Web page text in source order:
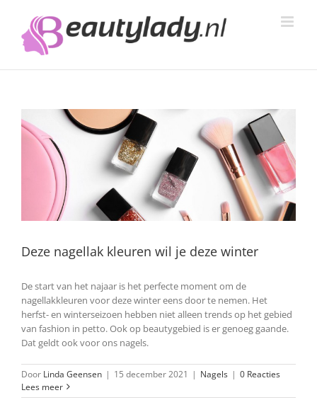
inhoud
Deze nagellak kleuren wil je deze winter
De start van het najaar is het perfecte moment om de
nagellakkleuren voor deze winter eens door te nemen. Het
herfst- en winterseizoen hebben niet alleen trends op het gebied
van fashion in petto. Ook op beautygebied is er genoeg gaande.
Dat geldt ook voor ons nagels.
Door Linda Geensen | 15 december 2021 | Nagels | 0 Reacties
Lees meer